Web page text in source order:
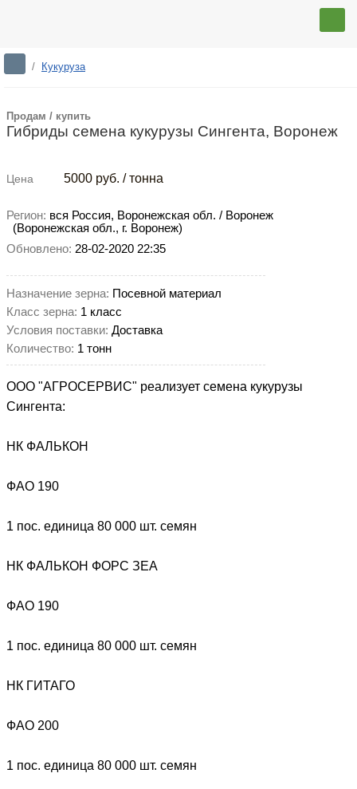
/ Кукуруза
Продам / купить
Гибриды семена кукурузы Сингента, Воронеж
Цена 5000 руб. / тонна
Регион: вся Россия, Воронежская обл. / Воронеж
(Воронежская обл., г. Воронеж)
Обновлено: 28-02-2020 22:35
Назначение зерна: Посевной материал
Класс зерна: 1 класс
Условия поставки: Доставка
Количество: 1 тонн
OOO "АГРОСЕРВИС" реализует семена кукурузы
Сингента:
НК ФАЛЬКОН
ФАО 190
1 пос. единица 80 000 шт. семян
НК ФАЛЬКОН ФОРС ЗЕА
ФАО 190
1 пос. единица 80 000 шт. семян
НК ГИТАГО
ФАО 200
1 пос. единица 80 000 шт. семян